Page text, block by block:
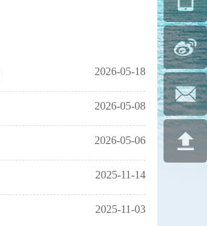
2026-05-18
2026-05-08
2026-05-06
2025-11-14
2025-11-03